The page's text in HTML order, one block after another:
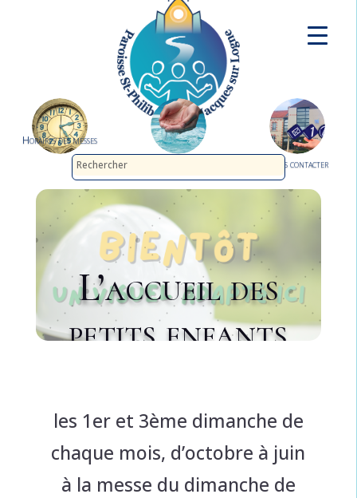
Horaires des messes
Nous contacter
L’accueil des
petits enfants
les 1er et 3ème dimanche de
chaque mois, d’octobre à juin
à la messe du dimanche de